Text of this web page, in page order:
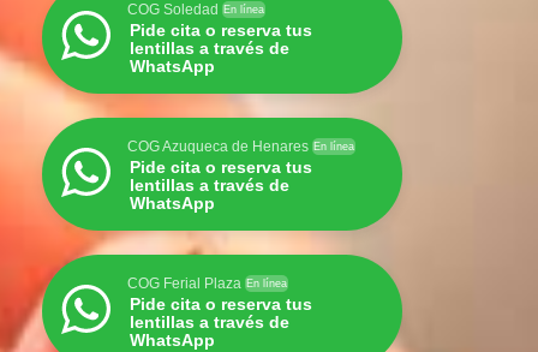
COG Soledad En línea
Pide cita o reserva tus
lentillas a través de
WhatsApp
COG Azuqueca de Henares En línea
Pide cita o reserva tus
lentillas a través de
WhatsApp
COG Ferial Plaza En línea
Pide cita o reserva tus
lentillas a través de
WhatsApp